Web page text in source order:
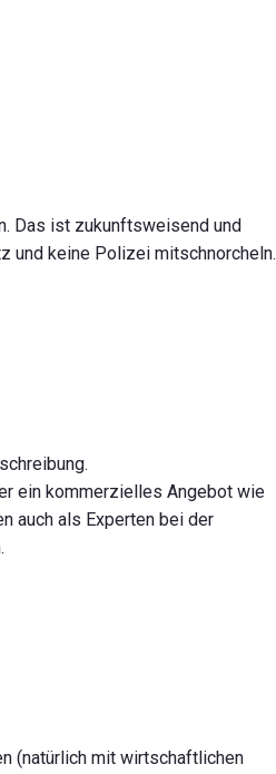
Das ist zukunftsweisend und
und keine Polizei mitschnorcheln.
ein kommerzielles Angebot wie
auch als Experten bei der
(natürlich mit wirtschaftlichen